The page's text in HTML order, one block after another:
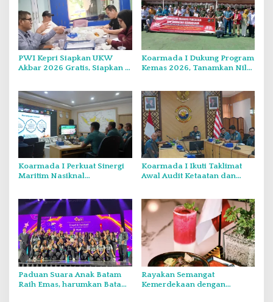
PWI Kepri Siapkan UKW
Akbar 2026 Gratis, Siapkan 6
Koarmada I Dukung Program
Kemas 2026, Tanamkan Nilai
Koarmada I Perkuat Sinergi
Maritim Nasiknal
Laut Natuna Utara
Koarmada I Ikuti Taklimat
Awal Audit Ketaatan dan
Paduan Suara Anak Batam
Raih Emas, harumkan Batam
Rayakan Semangat
Kemerdekaan dengan